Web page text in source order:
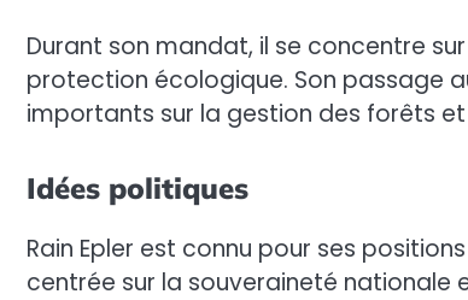
Durant son mandat, il se concentre
protection écologique. Son passage
importants sur la gestion des forêts
Idées politiques
Rain Epler est connu pour ses
centrée sur la souveraineté nationale